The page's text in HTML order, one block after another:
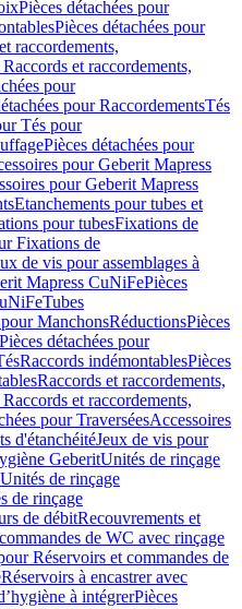
Pièces détachées pour
Pièces détachées pour
raccordements,
et raccordements,
pour
pour RaccordementsTés
Tés pour
Pièces détachées pour
pour Geberit Mapress
pour Geberit Mapress
Etanchements pour tubes et
pour tubesFixations de
Fixations de
de vis pour assemblages à
Mapress CuNiFePièces
Tubes
pour ManchonsRéductionsPièces
Pièces détachées pour
Raccords indémontablesPièces
Raccords et raccordements,
et raccordements,
pour TraverséesAccessoires
d'étanchéitéJeux de vis pour
GeberitUnités de rinçage
de rinçage
de rinçage
de débitRecouvrements et
de WC avec rinçage
Réservoirs et commandes de
Réservoirs à encastrer avec
à intégrerPièces